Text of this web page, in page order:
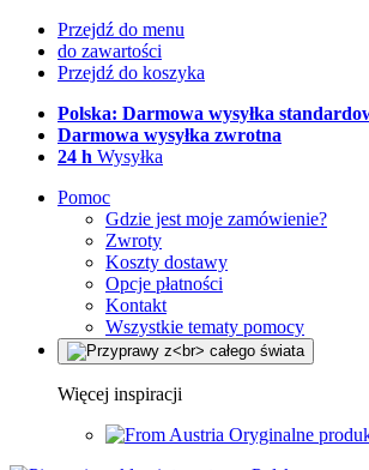
Przejdź do menu
do zawartości
Przejdź do koszyka
Polska: Darmowa wysyłka
Darmowa wysyłka zwrotna
24 h Wysyłka
Pomoc
Gdzie jest moje zamówienie?
Zwroty
Koszty dostawy
Opcje płatności
Kontakt
Wszystkie tematy pomocy
Więcej inspiracji
Oryginalne